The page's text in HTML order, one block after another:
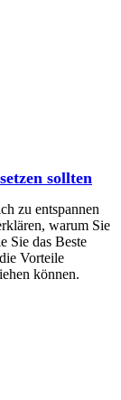
sollten
zu entspannen
warum Sie
Sie das Beste
Vorteile
können.